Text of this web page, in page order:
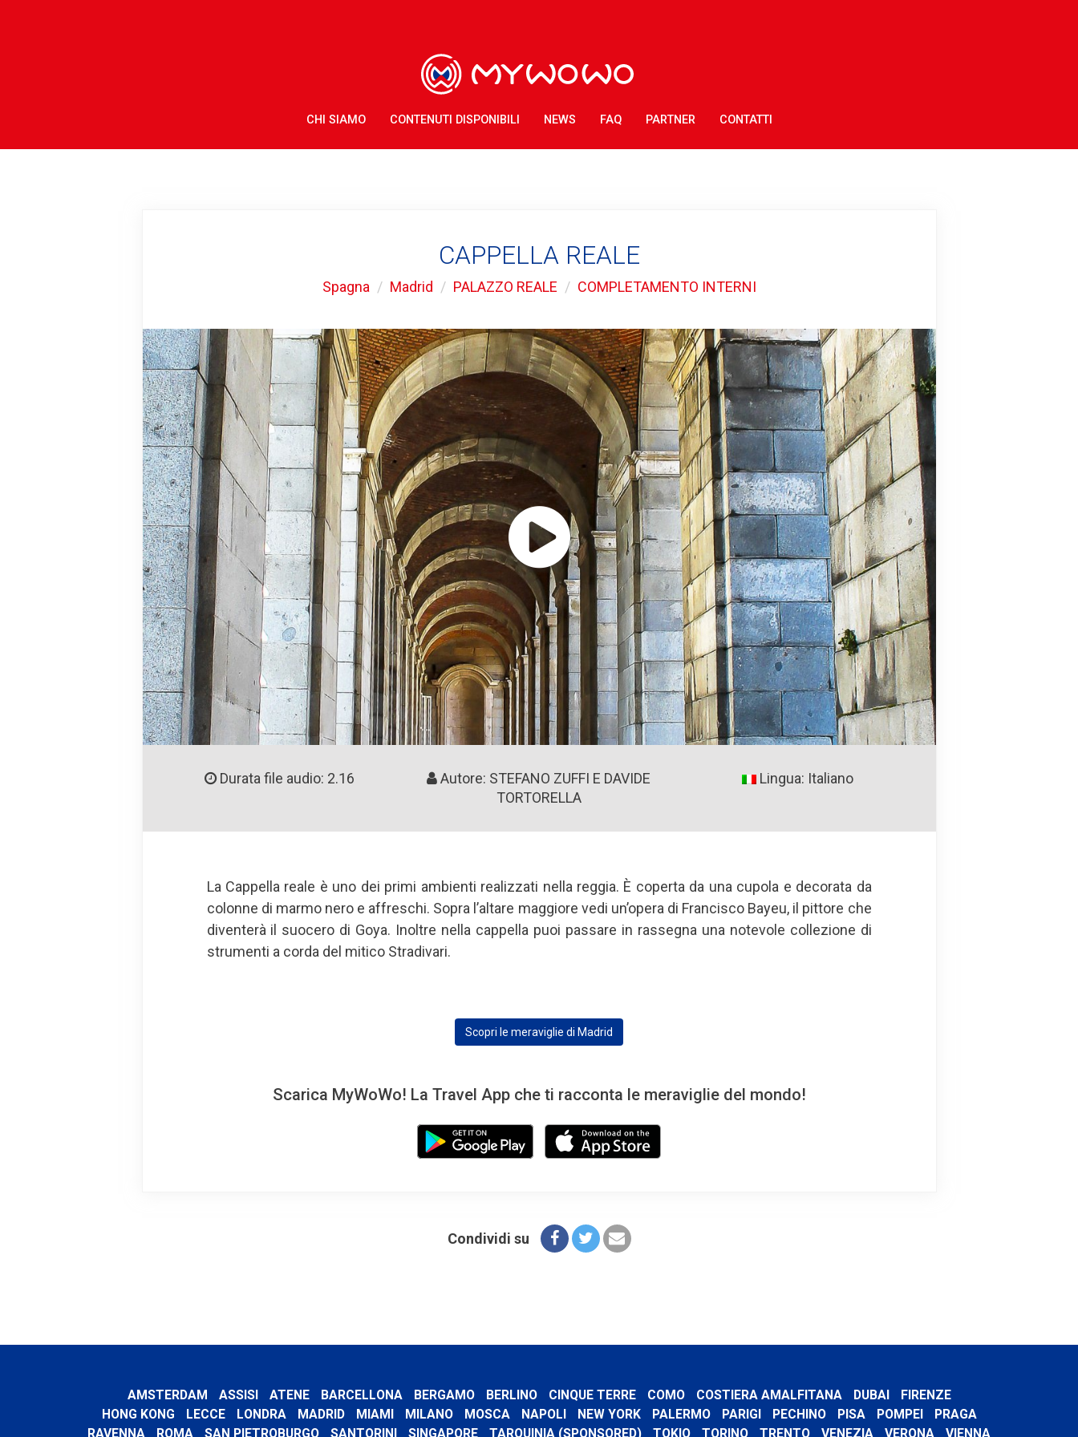
CHI SIAMO CONTENUTI DISPONIBILI NEWS FAQ PARTNER CONTATTI
CAPPELLA REALE
Spagna Madrid PALAZZO REALE COMPLETAMENTO INTERNI
Durata file audio: 2.16
Autore: STEFANO ZUFFI E DAVIDE
TORTORELLA
Lingua: Italiano
La Cappella reale è uno dei primi ambienti realizzati nella reggia. È coperta da una cupola e decorata da
colonne di marmo nero e affreschi. Sopra l’altare maggiore vedi un’opera di Francisco Bayeu, il pittore che
diventerà il suocero di Goya. Inoltre nella cappella puoi passare in rassegna una notevole collezione di
strumenti a corda del mitico Stradivari.
Scopri le meraviglie di Madrid
Scarica MyWoWo! La Travel App che ti racconta le meraviglie del mondo!
Condividi su
AMSTERDAM ASSISI ATENE BARCELLONA BERGAMO BERLINO CINQUE TERRE COMO COSTIERA AMALFITANA DUBAI
FIRENZE
HONG KONG
LECCE LONDRA MADRID MIAMI MILANO MOSCA NAPOLI NEW YORK PALERMO PARIGI PECHINO PISA POMPEI
PRAGA
RAVENNA
ROMA SAN PIETROBURGO SANTORINI SINGAPORE TARQUINIA (SPONSORED) TOKIO TORINO TRENTO VENEZIA VERONA VIENNA